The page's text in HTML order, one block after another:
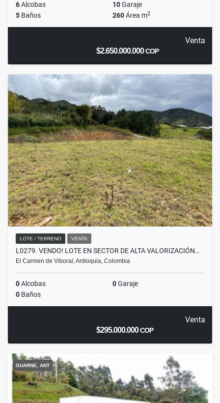
6Alcobas 10Garaje
5 Baños 260Área m2
Venta
$2.650.000.000COP
LOTE / TERRENO VENTA
L0279. VENDO! LOTE EN SECTOR DE ALTA VALORIZACIÓN…
El Carmen de Viboral, Antioquia, Colombia
0Alcobas 0Garaje
0 Baños
Venta
$295.000.000COP
GUARNE, ANT